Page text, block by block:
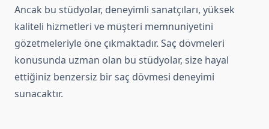
Ancak bu stüdyolar, deneyimli sanatçıları, yüksek
kaliteli hizmetleri ve müşteri memnuniyetini
gözetmeleriyle öne çıkmaktadır. Saç dövmeleri
konusunda uzman olan bu stüdyolar, size hayal
ettiğiniz benzersiz bir saç dövmesi deneyimi
sunacaktır.